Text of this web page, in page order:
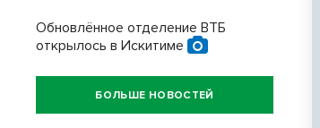
Обновлённое отделение ВТБ
открылось в Искитиме
БОЛЬШЕ НОВОСТЕЙ